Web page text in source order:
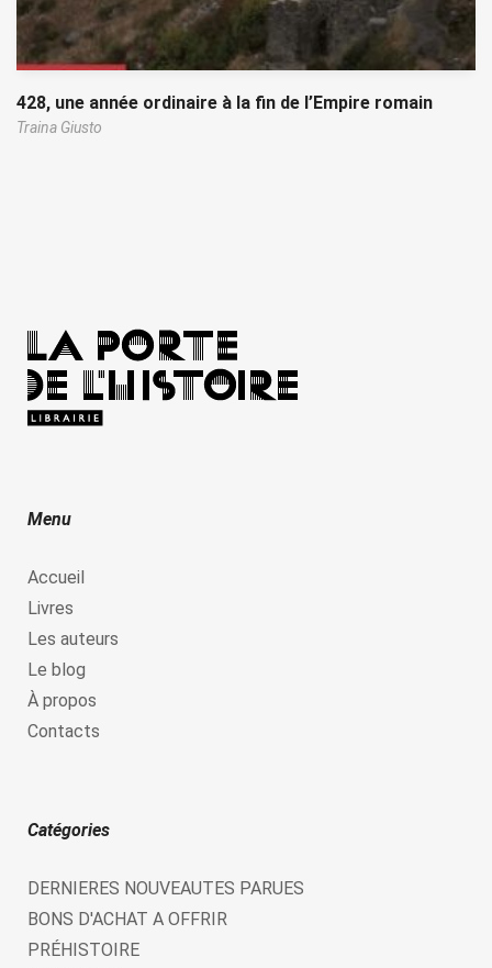
428, une année ordinaire à la fin de l’Empire romain
Traina Giusto
Menu
Accueil
Livres
Les auteurs
Le blog
À propos
Contacts
Catégories
DERNIERES NOUVEAUTES PARUES
BONS D'ACHAT A OFFRIR
PRÉHISTOIRE